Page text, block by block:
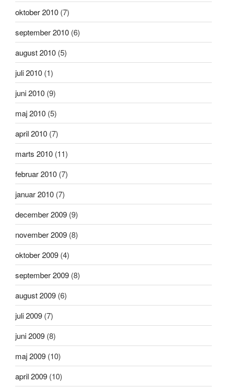
oktober 2010 (7)
september 2010 (6)
august 2010 (5)
juli 2010 (1)
juni 2010 (9)
maj 2010 (5)
april 2010 (7)
marts 2010 (11)
februar 2010 (7)
januar 2010 (7)
december 2009 (9)
november 2009 (8)
oktober 2009 (4)
september 2009 (8)
august 2009 (6)
juli 2009 (7)
juni 2009 (8)
maj 2009 (10)
april 2009 (10)